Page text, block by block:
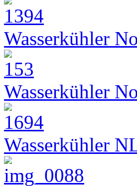
Wasserkühler
Wasserkühler
Wasserkühler